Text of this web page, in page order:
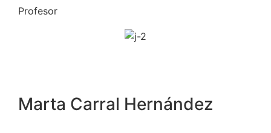
Profesor
Marta Carral Hernández